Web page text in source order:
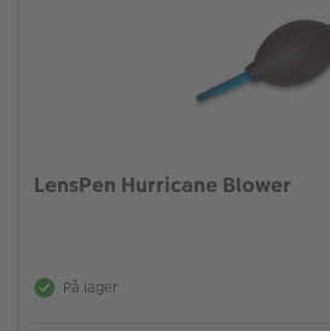
LensPen Hurricane Blower
På lager